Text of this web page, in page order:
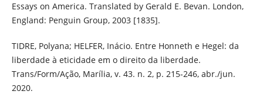
Essays on America. Translated by Gerald E. Bevan. London,
England: Penguin Group, 2003 [1835].
TIDRE, Polyana; HELFER, Inácio. Entre Honneth e Hegel: da
liberdade à eticidade em o direito da liberdade.
Trans/Form/Ação, Marília, v. 43. n. 2, p. 215-246, abr./jun.
2020.